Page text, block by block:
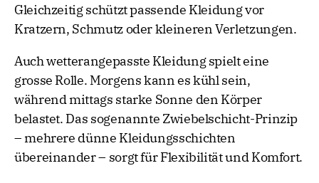
Gleichzeitig schützt passende Kleidung vor
Kratzern, Schmutz oder kleineren Verletzungen.
Auch wetterangepasste Kleidung spielt eine
grosse Rolle. Morgens kann es kühl sein,
während mittags starke Sonne den Körper
belastet. Das sogenannte Zwiebelschicht-Prinzip
– mehrere dünne Kleidungsschichten
übereinander – sorgt für Flexibilität und Komfort.